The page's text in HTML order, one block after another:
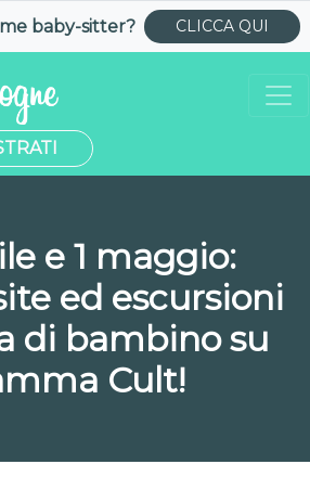
baby-sitter? CLICCA QUI
e 1 maggio:
ed escursioni
di bambino su
Cult!